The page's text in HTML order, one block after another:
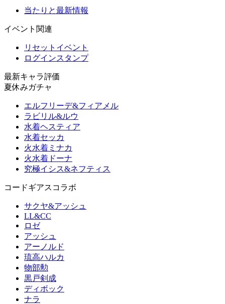
当たりと最新情報
イベント関連
リセットイベント
ログインスタンプ
最新キャラ評価
夏休みガチャ
エルフリーデ&フィアメル
ラビリル&ルウ
水着ヘスティア
水着セッカ
火水着ミナカ
火水着ドーナ
究極イシス&ネフティス
コードギアスコラボ
サクヤ&アッシュ
LL&CC
ロゼ
アッシュ
アーノルド
琉高ハルカ
物部勲
黒戸剣成
ディボック
ナラ